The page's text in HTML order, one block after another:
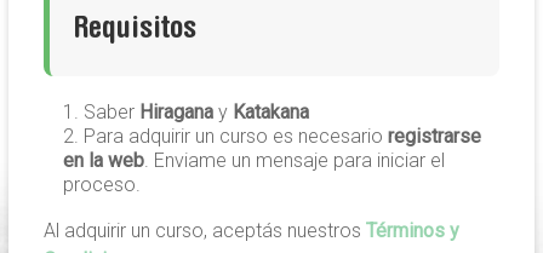
Requisitos
Saber Hiraganay Katakana
Para adquirir un curso es necesario registrarse
en la web. Enviame un mensaje para iniciar el
proceso.
Al adquirir un curso, aceptás nuestros Términos y